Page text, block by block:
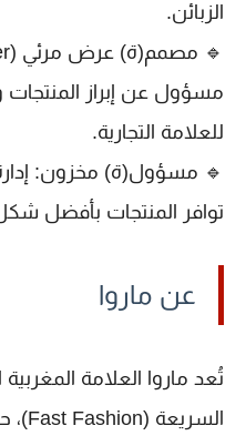
الزبائن.
🔹 مصمم(ة) عرض مرئي (Visual Merchandiser)
مسؤول عن إبراز المنتجات
للعلامة التجارية.
🔹 مسؤول(ة) مخزون:
توافر المنتجات بأفضل
عن ماروا
تُعد ماروا العلامة
السريعة (Fast Fashion)
،